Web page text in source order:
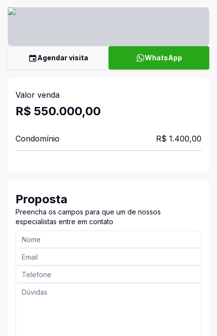
Agendar visita WhatsApp
Valor venda
R$ 550.000,00
Condomínio R$ 1.400,00
Proposta
Preencha os campos para que um de nossos
especialistas entre em contato